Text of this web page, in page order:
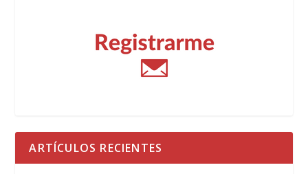
ARTÍCULOS RECIENTES